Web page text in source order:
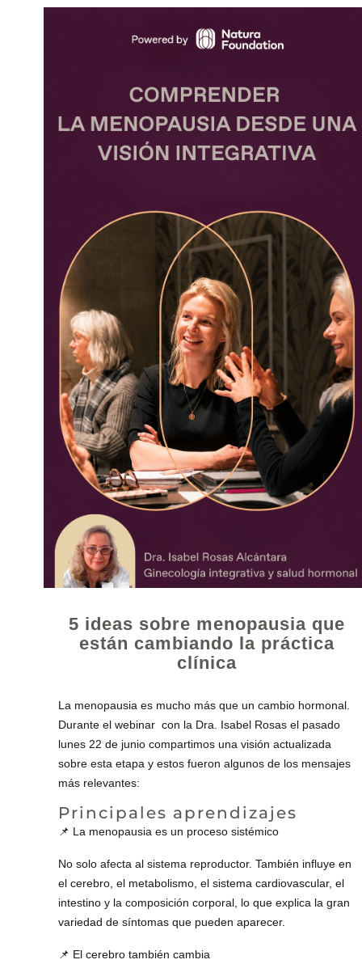
5 ideas sobre menopausia que
están cambiando la práctica
clínica
La menopausia es mucho más que un cambio hormonal.
Durante el webinar con la Dra. Isabel Rosas el pasado
lunes 22 de junio compartimos una visión actualizada
sobre esta etapa y estos fueron algunos de los mensajes
más relevantes:
Principales aprendizajes
📌 La menopausia es un proceso sistémico
No solo afecta al sistema reproductor. También influye en
el cerebro, el metabolismo, el sistema cardiovascular, el
intestino y la composición corporal, lo que explica la gran
variedad de síntomas que pueden aparecer.
📌 El cerebro también cambia